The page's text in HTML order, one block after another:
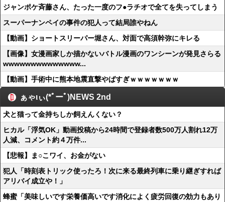
ジャンポケ斉藤さん、たった一度のフ●ラチオで全てを失ってしまう
スーパーナンペイの事件の犯人って結局誰やねん
【動画】ショートスリーパー堀さん、対面で高須幹弥にキレる
【画像】女漫画家しか描かないバトル漫画のワンシーンが発見さらる
wwwwwwwwwwwwww...
【動画】手術中に熊本地震直撃やばすぎｗｗｗｗｗｗｗ
ぁゃιぃ(*ﾟーﾟ)NEWS 2nd
犬と猫って金持ちしか飼えんくない？
ヒカル「浮気OK」動画投稿から24時間で登録者数500万人割れ12万
人減、コメント約４万件...
【悲報】ま○こワイ、お金がない
犯人「時刻表トリック使ったろ！次に来る最終列車に乗り継ぎすれば
アリバイ成立や！」
蜂蜜「美味しいです栄養価高いです消化によく疲労回復の効力もあり